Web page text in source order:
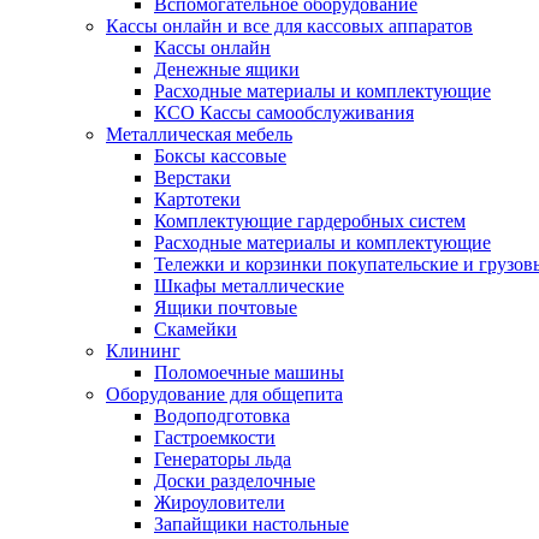
Вспомогательное оборудование
Кассы онлайн и все для кассовых аппаратов
Кассы онлайн
Денежные ящики
Расходные материалы и комплектующие
КСО Кассы самообслуживания
Металлическая мебель
Боксы кассовые
Верстаки
Картотеки
Комплектующие гардеробных систем
Расходные материалы и комплектующие
Тележки и корзинки покупательские и
Шкафы металлические
Ящики почтовые
Скамейки
Клининг
Поломоечные машины
Оборудование для общепита
Водоподготовка
Гастроемкости
Генераторы льда
Доски разделочные
Жироуловители
Запайщики настольные